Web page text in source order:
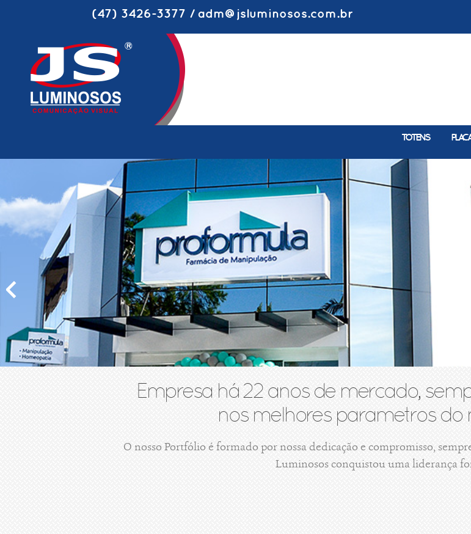
(47) 3426-3377 / adm@jsluminosos.com.br
TOTENS
Empresa há 22 anos de mercado,
nos melhores parametros do
O nosso Portfólio é formado por nossa dedicação e compromisso,
Luminosos conquistou uma liderança